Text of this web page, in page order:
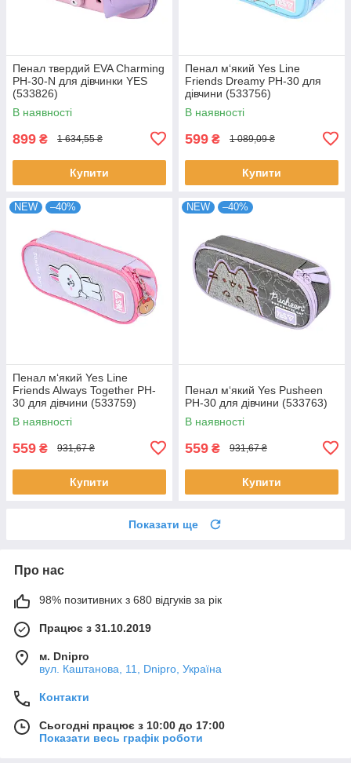
Пенал твердий EVA Charming
PH-30-N для дівчинки YES
(533826)
В наявності
899 ₴ 1 634,55 ₴
Купити
Пенал м‘який Yes Line
Friends Dreamy PH-30 для
дівчини (533756)
В наявності
599 ₴ 1 089,09 ₴
Купити
NEW –40%
Пенал м‘який Yes Line
Friends Always Together PH-
30 для дівчини (533759)
В наявності
559 ₴ 931,67 ₴
Купити
NEW –40%
Пенал м‘який Yes Pusheen
PH-30 для дівчини (533763)
В наявності
559 ₴ 931,67 ₴
Купити
Показати ще
Про нас
98% позитивних з 680 відгуків за рік
Працює з 31.10.2019
м. Dnipro
вул. Каштанова, 11, Dnipro, Україна
Контакти
Сьогодні працює з 10:00 до 17:00
Показати весь графік роботи